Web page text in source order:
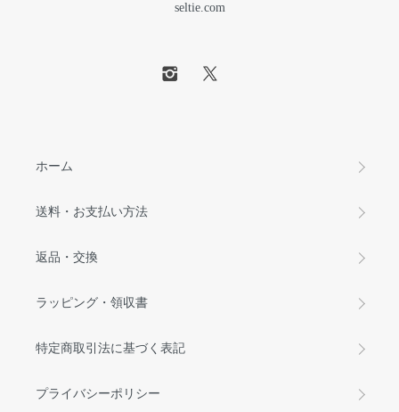
seltie.com
ホーム
送料・お支払い方法
返品・交換
ラッピング・領収書
特定商取引法に基づく表記
プライバシーポリシー